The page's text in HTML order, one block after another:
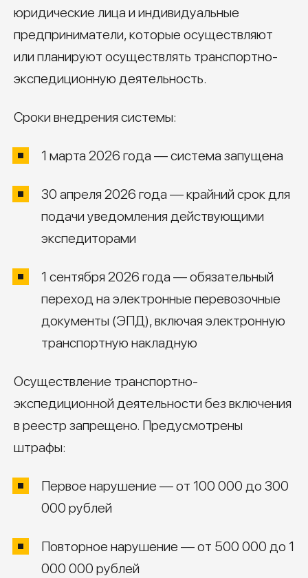
юридические лица и индивидуальные
предприниматели, которые осуществляют
или планируют осуществлять транспортно-
экспедиционную деятельность.
Сроки внедрения системы:
1 марта 2026 года — система запущена
30 апреля 2026 года — крайний срок для
подачи уведомления действующими
экспедиторами
1 сентября 2026 года — обязательный
переход на электронные перевозочные
документы (ЭПД), включая электронную
транспортную накладную
Осуществление транспортно-
экспедиционной деятельности без включения
в реестр запрещено. Предусмотрены
штрафы:
Первое нарушение — от 100 000 до 300
000 рублей
Повторное нарушение — от 500 000 до 1
000 000 рублей